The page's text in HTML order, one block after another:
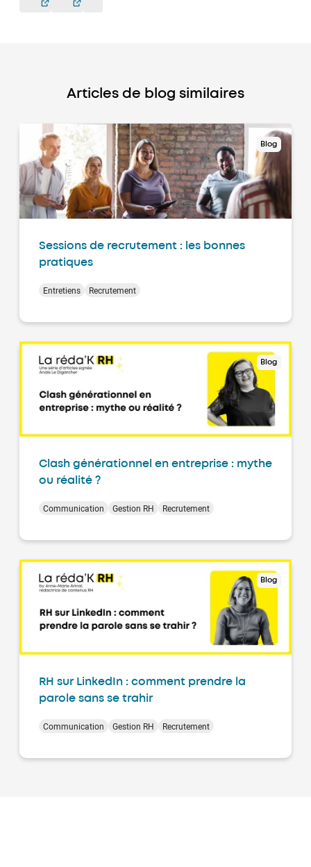
Articles de blog similaires
Blog
Sessions de recrutement : les bonnes
pratiques
Entretiens Recrutement
Blog
Clash générationnel en entreprise : mythe
ou réalité ?
Communication Gestion RH Recrutement
Blog
RH sur LinkedIn : comment prendre la
parole sans se trahir
Communication Gestion RH Recrutement